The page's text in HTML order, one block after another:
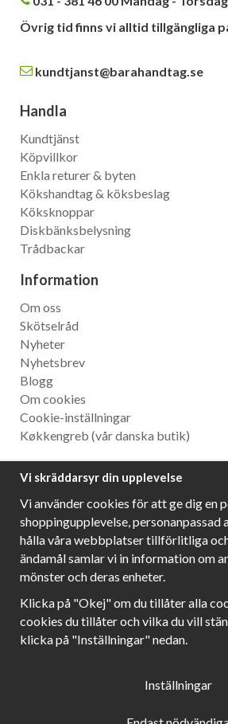
Övrig tid finns vi alltid tillgängliga
kundtjanst@barahandtag.se
Handla
Kundtjänst
Köpvillkor
Enkla returer & byten
Kökshandtag & köksbeslag
Köksknoppar
Diskbänksbelysning
Trådbackar
Information
Om oss
Skötselråd
Nyheter
Nyhetsbrev
Blogg
Om cookies
Cookie-inställningar
Køkkengreb (vår danska butik)
Nyhetsbrev
produktnyheter!
Vi skräddarsyr din upplevelse
Vi använder cookies för att ge dig en
shoppingupplevelse, personanpassad
hålla våra webbplatser tillförlitliga
ändamål samlar vi in information om
mönster och deras enheter.
Klicka på "Okej" om du tillåter alla
cookies du tillåter och vilka du vill
klicka på "Inställningar" nedan.
Inställningar